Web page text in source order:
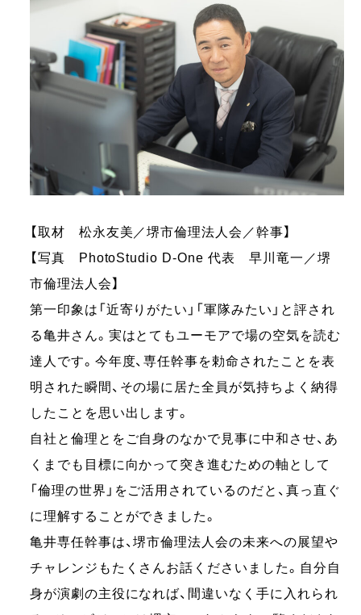
【取材 松永友美／堺市倫理法人会／幹事】
【写真 PhotoStudio D-One 代表 早川竜一／堺
市倫理法人会】
第一印象は「近寄りがたい」「軍隊みたい」と評され
る亀井さん。実はとてもユーモアで場の空気を読む
達人です。今年度、専任幹事を勅命されたことを表
明された瞬間、その場に居た全員が気持ちよく納得
したことを思い出します。
自社と倫理とをご自身のなかで見事に中和させ、あ
くまでも目標に向かって突き進むための軸として
「倫理の世界」をご活用されているのだと、真っ直ぐ
に理解することができました。
亀井専任幹事は、堺市倫理法人会の未来への展望や
チャレンジもたくさんお話くださいました。自分自
身が演劇の主役になれば、間違いなく手に入れられ